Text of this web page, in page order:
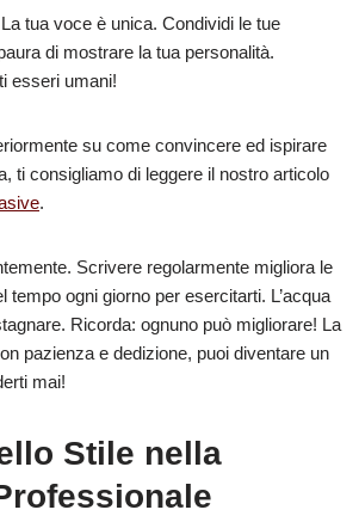
tua voce è unica. Condividi le tue
di mostrare la tua personalità.
esseri umani!
su come convincere ed ispirare
ti consigliamo di leggere il nostro articolo
.
Scrivere regolarmente migliora le
tempo ogni giorno per esercitarti. L’acqua
Ricorda: ognuno può migliorare! La
pazienza e dedizione, puoi diventare un
mai!
Stile nella